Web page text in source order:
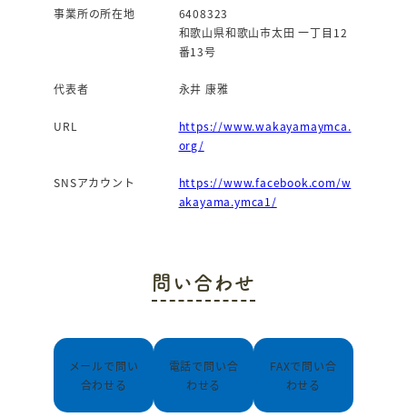
事業所の所在地
6408323
和歌山県和歌山市太田 一丁目12
番13号
代表者 永井 康雅
URL
https://www.wakayamaymca.
org/
SNSアカウント
https://www.facebook.com/w
akayama.ymca1/
問い合わせ
メールで問い
合わせる
電話で問い合
わせる
FAXで問い合
わせる